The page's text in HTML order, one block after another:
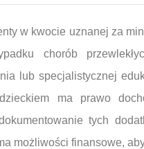
w kwocie uznanej za
chorób
lub specjalistycznej
ma prawo
tych
możliwości finansowe,